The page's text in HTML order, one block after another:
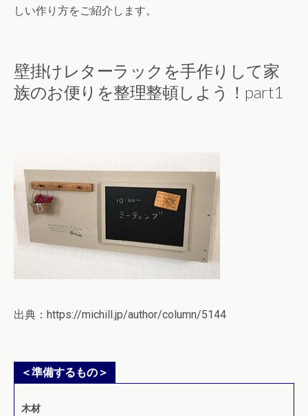
しい作り方をご紹介します。
壁掛けレターラックを手作りして家
族のお便りを整理整頓しよう！part1
出典：https://michill.jp/author/column/5144
＜準備するもの＞
木材